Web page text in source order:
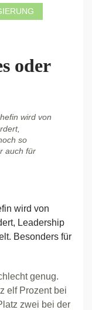
oder
wird von
so
auch für
wird von
Leadership
Besonders für
genug.
elf Prozent bei
zwei bei der